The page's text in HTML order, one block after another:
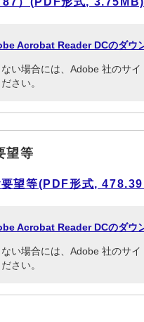
Acrobat Reader DCのダウ
い場合には、Adobe 社のサ
さい。
望等
要望等(PDF形式,
Acrobat Reader DCのダウ
い場合には、Adobe 社のサ
さい。